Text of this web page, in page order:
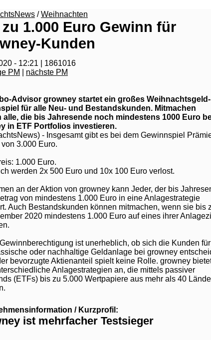
/Weihnachten
1.000 Euro Gewinn für
Kunden
- 12:21 | 1861016
PM
nächste PM
Advisor growney startet ein großes Weihnachtsgeld-
für alle Neu- und Bestandskunden. Mitmachen
alle, die bis Jahresende noch mindestens 1000 Euro
in ETF Portfolios investieren.
- Insgesamt gibt es bei dem Gewinnspiel
von 3.000 Euro.
1.000 Euro.
werden 2x 500 Euro und 10x 100 Euro verlost.
an der Aktion von growney kann Jeder, der bis
von mindestens 1.000 Euro in eine Anlagestrategie
Auch Bestandskunden können mitmachen, wenn sie bis
2020 mindestens 1.000 Euro auf eines ihrer
ist unerheblich, ob sich die Kunden für
oder nachhaltige Geldanlage bei growney
bevorzugte Aktienanteil spielt keine Rolle. growney
Anlagestrategien an, die mittels passiver
(ETFs) bis zu 5.000 Wertpapiere aus mehr als 40
/ Kurzprofil:
ist mehrfacher Testsieger